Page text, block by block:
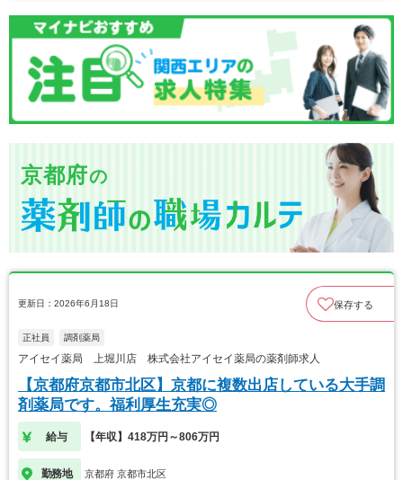
京都府の
更新日：2026年6月18日 保存する
正社員 調剤薬局
アイセイ薬局 上堀川店 株式会社アイセイ薬局の薬剤師求人
【京都府京都市北区】京都に複数出店している大手調
剤薬局です。福利厚生充実◎
給与 【年収】418万円～806万円
勤務地 京都府 京都市北区